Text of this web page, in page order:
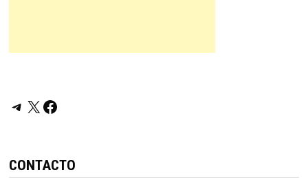
Telegram
X Facebook
CONTACTO